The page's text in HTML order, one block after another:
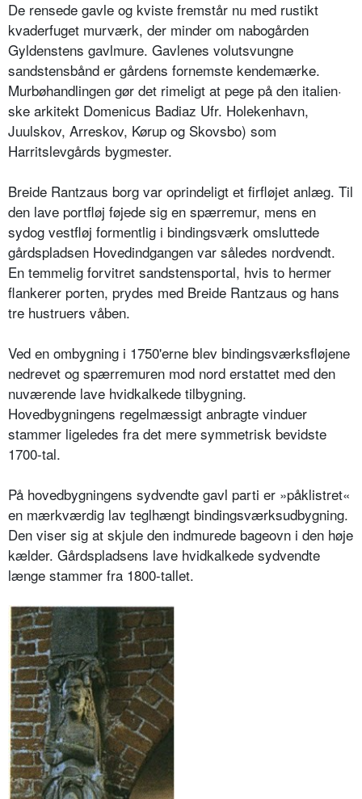
De rensede gavle og kviste fremstår nu med rustikt
kvaderfuget murværk, der minder om nabogården
Gyldenstens gavlmure. Gavlenes volutsvungne
sandstensbånd er gårdens fornemste kendemærke.
Murbøhandlingen gør det rimeligt at pege på den italien·
ske arkitekt Domenicus Badiaz Ufr. Holekenhavn,
Juulskov, Arreskov, Kørup og Skovsbo) som
Harritslevgårds bygmester.
Breide Rantzaus borg var oprindeligt et firfløjet anlæg. Til
den lave portfløj føjede sig en spærremur, mens en
sydog vestfløj formentlig i bindingsværk omsluttede
gårdspladsen Hovedindgangen var således nordvendt.
En temmelig forvitret sandstensportal, hvis to hermer
flankerer porten, prydes med Breide Rantzaus og hans
tre hustruers våben.
Ved en ombygning i 1750'erne blev bindingsværksfløjene
nedrevet og spærremuren mod nord erstattet med den
nuværende lave hvidkalkede tilbygning.
Hovedbygningens regelmæssigt anbragte vinduer
stammer ligeledes fra det mere symmetrisk bevidste
1700-tal.
På hovedbygningens sydvendte gavl parti er »påklistret«
en mærkværdig lav teglhængt bindingsværksudbygning.
Den viser sig at skjule den indmurede bageovn i den høje
kælder. Gårdspladsens lave hvidkalkede sydvendte
længe stammer fra 1800-tallet.